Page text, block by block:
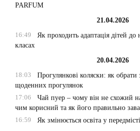
PARFUM
21.04.2026
16:49
Як проходить адаптація дітей
класах
20.04.2026
18:03
Прогулянкові коляски: як обрати
щоденних прогулянок
17:06
Чай пуер – чому він не схожий
чим корисний та як його правильно
16:59
Як змінюється освіта у